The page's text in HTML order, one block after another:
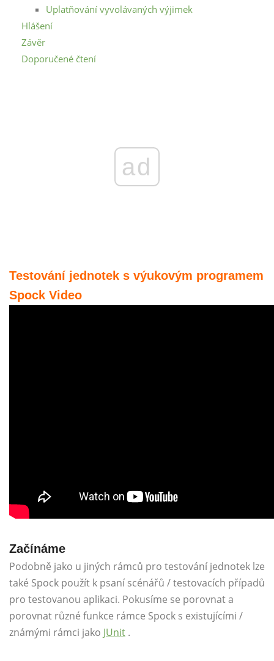
Uplatňování vyvolávaných výjimek
Hlášení
Závěr
Doporučené čtení
ad
Testování jednotek s výukovým programem
Spock Video
Začínáme
Podobně jako u jiných rámců pro testování jednotek lze
také Spock použít k psaní scénářů / testovacích případů
pro testovanou aplikaci. Pokusíme se porovnat a
porovnat různé funkce rámce Spock s existujícími /
známými rámci jako JUnit .